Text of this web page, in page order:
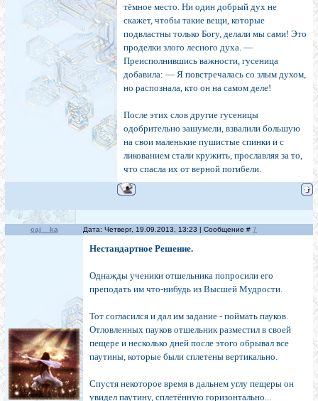
тёмное место. Ни один добрый дух не
скажет, чтобы такие вещи, которые
подвластны только Богу, делали мы сами! Это
проделки злого лесного духа. —
Преисполнившись важности, гусеница
добавила: — Я повстречалась со злым духом,
но распознала, кто он на самом деле!
После этих слов другие гусеницы
одобрительно зашумели, взвалили большую
на свои маленькие пушистые спинки и с
ликованием стали кружить, прославляя за то,
что спасла их от верной погибели.
caj__ka Дата: Четверг, 19.09.2013, 13:23 | Сообщение # 7
Нестандартное Решение.
Однажды ученики отшельника попросили его
преподать им что-нибудь из Высшей Мудрости.
Тот согласился и дал им задание - поймать пауков.
Отловленных пауков отшельник разместил в своей
пещере и несколько дней после этого обрывал все
паутины, которые были сплетены вертикально.
Спустя некоторое время в дальнем углу пещеры он
увидел паутину, сплетённую горизонтально...